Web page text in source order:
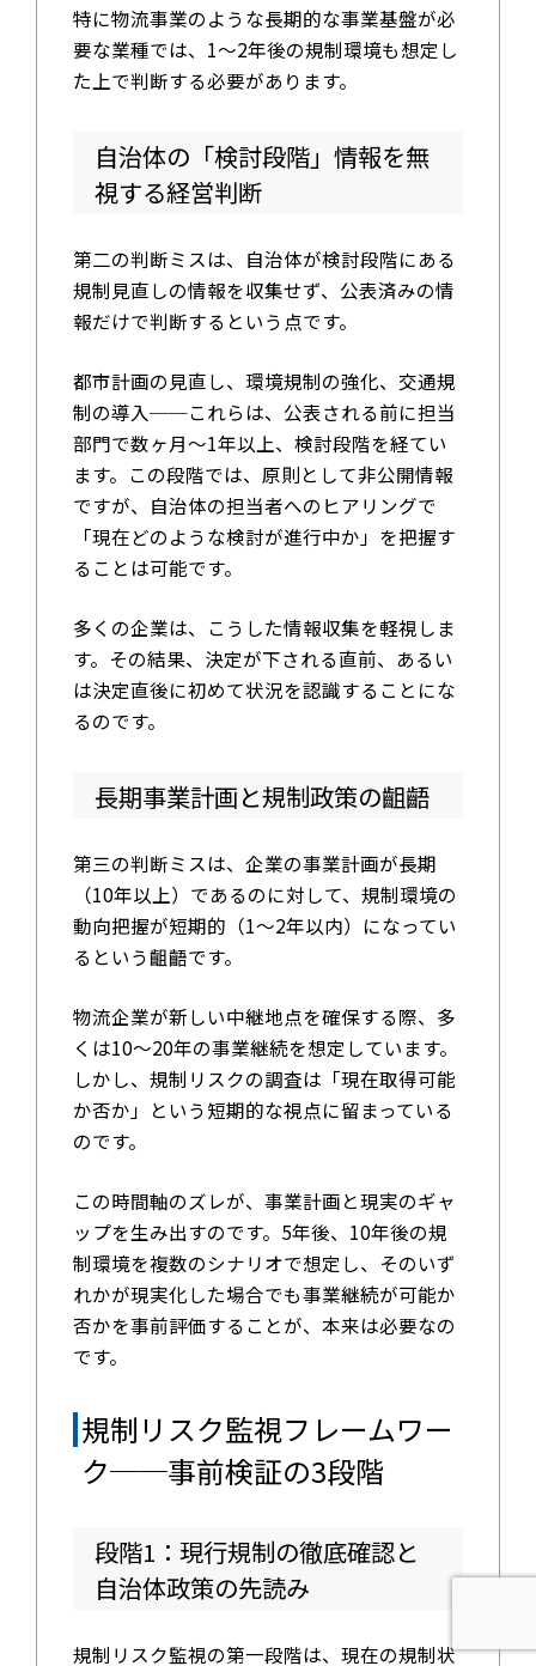
特に物流事業のような長期的な事業基盤が必
要な業種では、1〜2年後の規制環境も想定し
た上で判断する必要があります。
自治体の「検討段階」情報を無
視する経営判断
第二の判断ミスは、自治体が検討段階にある
規制見直しの情報を収集せず、公表済みの情
報だけで判断するという点です。
都市計画の見直し、環境規制の強化、交通規
制の導入──これらは、公表される前に担当
部門で数ヶ月〜1年以上、検討段階を経てい
ます。この段階では、原則として非公開情報
ですが、自治体の担当者へのヒアリングで
「現在どのような検討が進行中か」を把握す
ることは可能です。
多くの企業は、こうした情報収集を軽視しま
す。その結果、決定が下される直前、あるい
は決定直後に初めて状況を認識することにな
るのです。
長期事業計画と規制政策の齟齬
第三の判断ミスは、企業の事業計画が長期
（10年以上）であるのに対して、規制環境の
動向把握が短期的（1〜2年以内）になってい
るという齟齬です。
物流企業が新しい中継地点を確保する際、多
くは10〜20年の事業継続を想定しています。
しかし、規制リスクの調査は「現在取得可能
か否か」という短期的な視点に留まっている
のです。
この時間軸のズレが、事業計画と現実のギャ
ップを生み出すのです。5年後、10年後の規
制環境を複数のシナリオで想定し、そのいず
れかが現実化した場合でも事業継続が可能か
否かを事前評価することが、本来は必要なの
です。
規制リスク監視フレームワー
ク──事前検証の3段階
段階1：現行規制の徹底確認と
自治体政策の先読み
規制リスク監視の第一段階は、現在の規制状